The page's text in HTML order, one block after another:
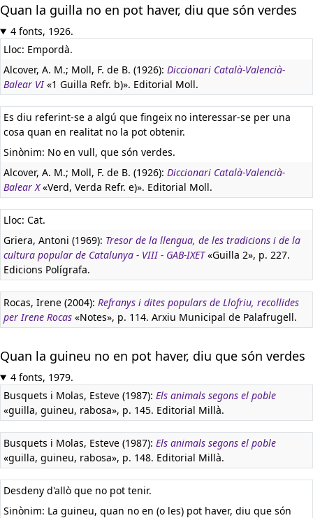
Quan la guilla no en pot haver, diu que són verdes
4 fonts, 1926.
Lloc: Empordà.
Alcover, A. M.; Moll, F. de B. (1926): Diccionari Català-Valencià-
Balear VI«1 Guilla Refr. b)». Editorial Moll.
Es diu referint-se a algú que fingeix no interessar-se per una
cosa quan en realitat no la pot obtenir.
Sinònim: No en vull, que són verdes.
Alcover, A. M.; Moll, F. de B. (1926): Diccionari Català-Valencià-
Balear X«Verd, Verda Refr. e)». Editorial Moll.
Lloc: Cat.
Griera, Antoni (1969): Tresor de la llengua, de les tradicions i de la
cultura popular de Catalunya - VIII - GAB-IXET«Guilla 2», p. 227.
Edicions Polígrafa.
Rocas, Irene (2004): Refranys i dites populars de Llofriu, recollides
per Irene Rocas «Notes», p. 114. Arxiu Municipal de Palafrugell.
Quan la guineu no en pot haver, diu que són verdes
4 fonts, 1979.
Busquets i Molas, Esteve (1987): Els animals segons el poble
«guilla, guineu, rabosa», p. 145. Editorial Millà.
Busquets i Molas, Esteve (1987): Els animals segons el poble
«guilla, guineu, rabosa», p. 148. Editorial Millà.
Desdeny d'allò que no pot tenir.
Sinònim: La guineu, quan no en (o les) pot haver, diu que són